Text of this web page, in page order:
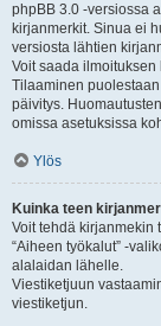
phpBB 3.0 -versiossa
kirjanmerkit. Sinua ei
versiosta lähtien
Voit saada
Tilaaminen
päivitys.
omissa asetuksissa
Ylös
Kuinka teen
Voit tehdä kirjanmekin
“Aiheen työkalut” -
alalaidan lähelle.
Viestiketjuun
viestiketjun.